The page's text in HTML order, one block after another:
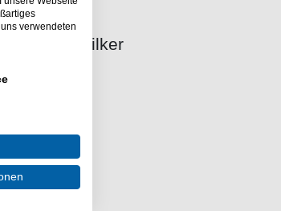
Select Pilker
verwendeten